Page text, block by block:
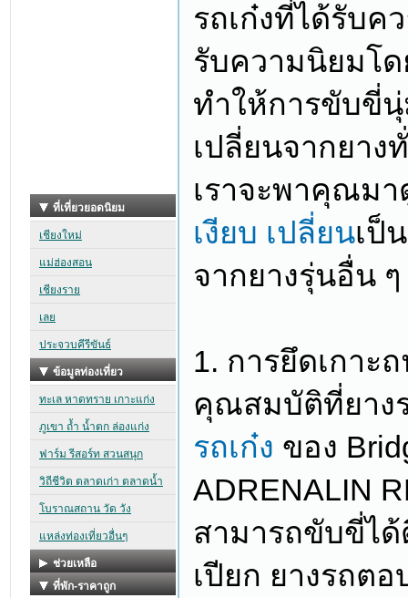
รถเก๋งที่ได้รับค
รับความนิยมโ
ทำให้การขับขี่
เปลี่ยนจากยาง
เราจะพาคุณม
เงียบ เปลี่ยนเป็
จากยางรุ่นอื่น ๆ
1. การยึดเกาะ
คุณสมบัติที่ยาง
รถเก๋ง ของ
ADRENALIN
สามารถขับขี่ไ
เปียก ยางรถต